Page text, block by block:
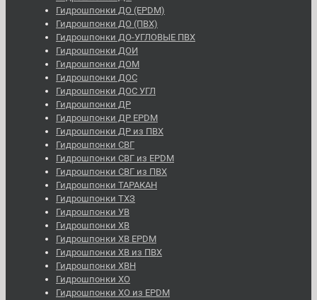
Гидрошпонки ДО (EPDM)
Гидрошпонки ДО (ПВХ)
Гидрошпонки ДО-УГЛОВЫЕ ПВХ
Гидрошпонки ДОИ
Гидрошпонки ДОМ
Гидрошпонки ДОС
Гидрошпонки ДОС УГЛ
Гидрошпонки ДР
Гидрошпонки ДР EPDM
Гидрошпонки ДР из ПВХ
Гидрошпонки СВГ
Гидрошпонки СВГ из EPDM
Гидрошпонки СВГ из ПВХ
Гидрошпонки ТАРАКАН
Гидрошпонки ТХЗ
Гидрошпонки УВ
Гидрошпонки ХВ
Гидрошпонки ХВ EPDM
Гидрошпонки ХВ из ПВХ
Гидрошпонки ХВН
Гидрошпонки ХО
Гидрошпонки ХО из EPDM